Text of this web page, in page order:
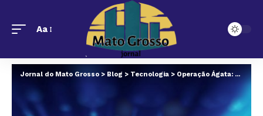
Aa
Jornal do Mato Grosso > Blog > Tecnologia > Operação Ágata: Mobilização e Tecnologia no Centro-Oeste